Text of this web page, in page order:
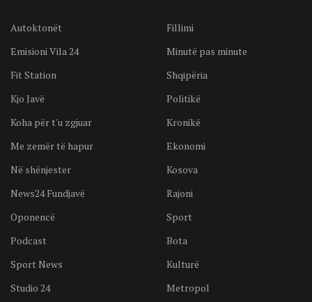
Autoktonët
Emisioni Vila 24
Fit Station
Kjo Javë
Koha për t'u zgjuar
Me zemër të hapur
Në shënjester
News24 Fundjavë
Oponencë
Podcast
Sport News
Studio 24
Fillimi
Minutë pas minute
Shqipëria
Politikë
Kronikë
Ekonomi
Kosova
Rajoni
Sport
Bota
Kulturë
Metropol